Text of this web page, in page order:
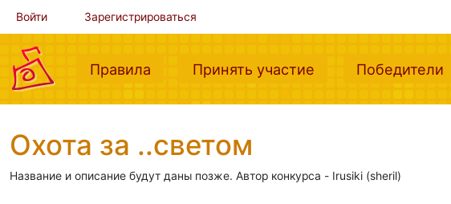
Войти Зарегистрироваться
Правила (current)Принять участие (current)Победители
Охота за ..светом
Название и описание будут даны позже. Автор конкурса - Irusiki (sheril)